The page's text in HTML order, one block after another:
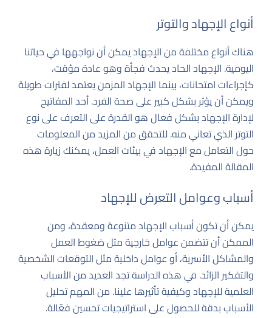
أنواع الإجهاد والتوتر
هناك أنواع مختلفة من الإجهاد يمكن أن نواجهها في حياتنا
اليومية. الإجهاد الحاد يحدث فجأة وهو عادة مؤقت،
كإجراءات امتحانات، بينما الإجهاد المزمن يعتمد لفترات طويلة
ويمكن أن يؤثر بشكل كبير على صحة الفرد. أحد المفاتيح
لإدارة الإجهاد بشكل فعال هو القدرة على التعرف على نوع
التوتر الذي تعاني منه. للتحقق من المزيد من المعلومات
حول التعامل مع الإجهاد في بيئات العمل، يمكنك زيارةهذه
المقالة المفيدة.
أسباب وعوامل التعرض للإجهاد
يمكن أن تكون أسباب الإجهاد متنوعة ومعقدة، ومن
الممكن أن تتضمن عوامل خارجية مثل ضغوط العمل
والمشاكل الأسرية، أو عوامل داخلية مثل التوقعات الشخصية
والتفكير الزائد. فيهذه الدراسةتجد العديد من الأسباب
العلمية للإجهاد وكيفية تأثيرها علينا. من المهم تحليل
الأسباب بدقة للحصول على استراتيجيات تحسين فعّالة.